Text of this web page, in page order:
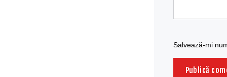
Salvează-mi